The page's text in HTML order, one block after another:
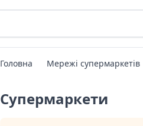
Головна Мережі супермаркетів
Супермаркети